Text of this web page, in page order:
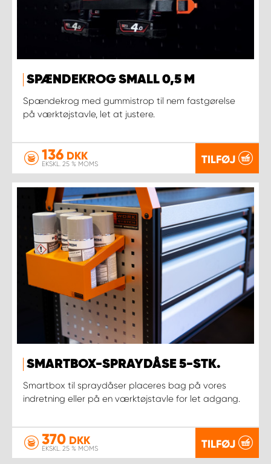
SPÆNDEKROG SMALL 0,5 M
Spændekrog med gummistrop til nem fastgørelse
på værktøjstavle, let at justere.
136 DKK
EKSKL. 25 % MOMS TILFØJ
SMARTBOX-SPRAYDÅSE 5-STK.
Smartbox til spraydåser placeres bag på vores
indretning eller på en værktøjstavle for let adgang.
370 DKK
EKSKL. 25 % MOMS TILFØJ